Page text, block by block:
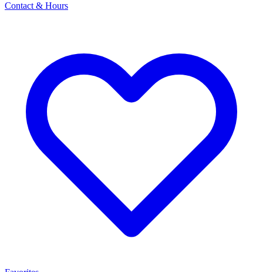
Contact & Hours